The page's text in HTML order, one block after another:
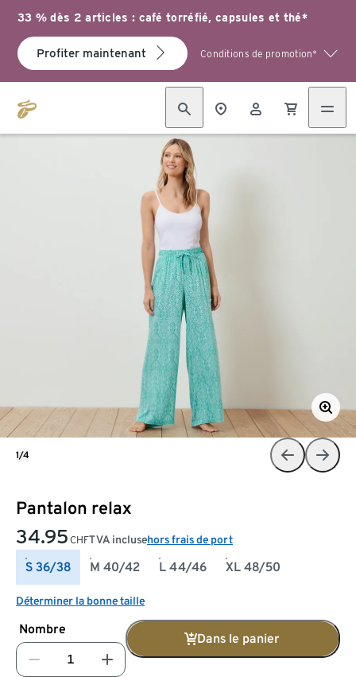
33 % dès 2 articles : café torréfié, capsules et thé*
Profiter maintenant Conditions de promotion*
Pantalon relax
34.95 CHFTVA inclusehors frais de port
S 36/38 M 40/42 L 44/46 XL 48/50
Déterminer la bonne taille
Nombre
Dans le panier
1/4